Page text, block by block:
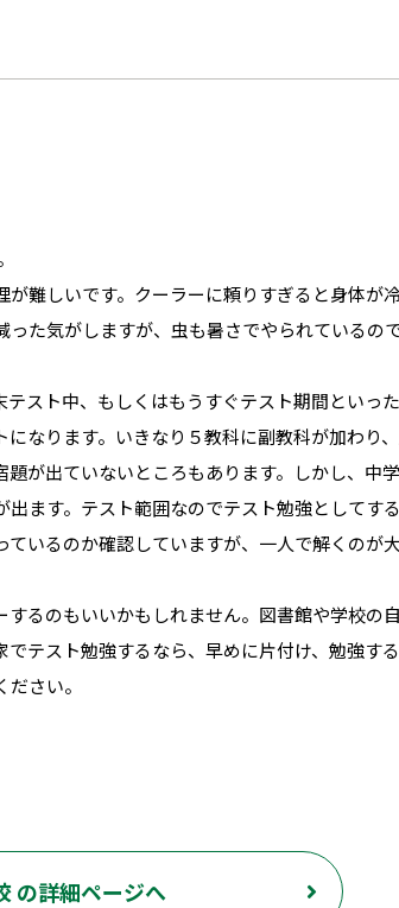
難しいです。クーラーに頼りすぎると身体が
た気がしますが、虫も暑さでやられているの
スト中、もしくはもうすぐテスト期間といっ
なります。いきなり５教科に副教科が加わり
が出ていないところもあります。しかし、中
ます。テスト範囲なのでテスト勉強としてす
いるのか確認していますが、一人で解くのが
るのもいいかもしれません。図書館や学校の
テスト勉強するなら、早めに片付け、勉強す
さい。
の詳細ページへ